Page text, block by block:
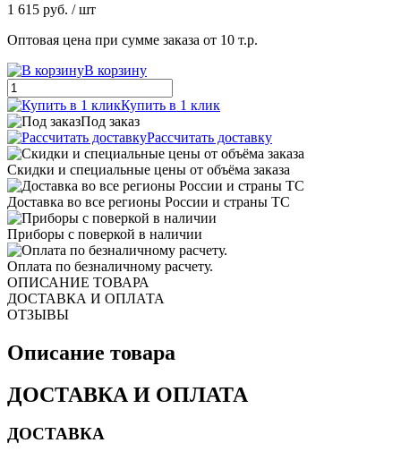
1 615 руб. / шт
Оптовая цена при сумме заказа от 10 т.р.
В корзину
Купить в 1 клик
Под заказ
Рассчитать доставку
Скидки и специальные цены от объёма заказа
Доставка во все регионы России и страны ТС
Приборы с поверкой в наличии
Оплата по безналичному расчету.
ОПИСАНИЕ ТОВАРА
ДОСТАВКА И ОПЛАТА
ОТЗЫВЫ
Описание товара
ДОСТАВКА И ОПЛАТА
ДОСТАВКА